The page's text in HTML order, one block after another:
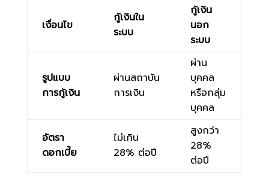
เงื่อนไข
กู้เงินใน
ระบบ
กู้เงิน
นอก
ระบบ
รูปแบบ
การกู้เงิน
ผ่านสถาบัน
การเงิน
ผ่าน
บุคคล
หรือกลุ่ม
บุคคล
อัตรา
ดอกเบี้ย
ไม่เกิน
28% ต่อปี
สูงกว่า
28%
ต่อปี